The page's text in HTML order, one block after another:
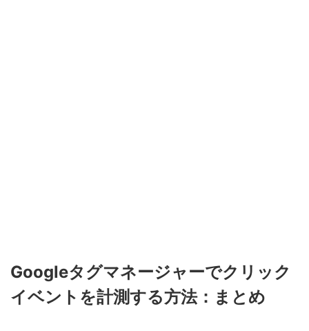
Googleタグマネージャーでクリック
イベントを計測する方法：まとめ